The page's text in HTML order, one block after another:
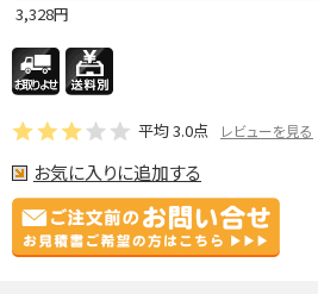
3,328円
平均3.0点 レビューを見る
お気に入りに追加する